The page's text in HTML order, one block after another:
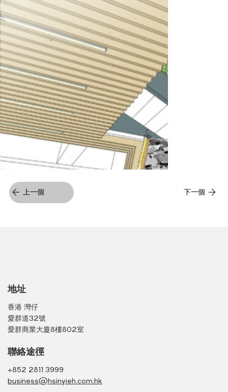
上一個 下一個
地址
香港 灣仔
愛群道32號
愛群商業大廈8樓802室
聯絡途徑
+852 2811 3999
business@hsinyieh.com.hk